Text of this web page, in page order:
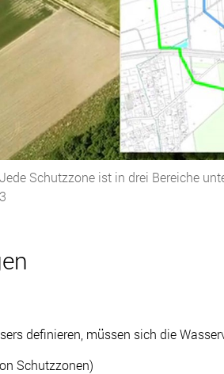
Jede Schutzzone ist in drei Bereiche
3
definieren, müssen sich die
Schutzzonen)